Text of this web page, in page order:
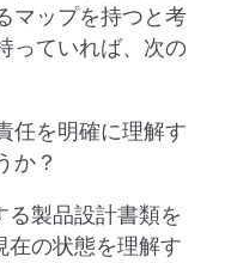
マップを持つと考
っていれば、次の
任を明確に理解す
か？
る製品設計書類を
在の状態を理解す